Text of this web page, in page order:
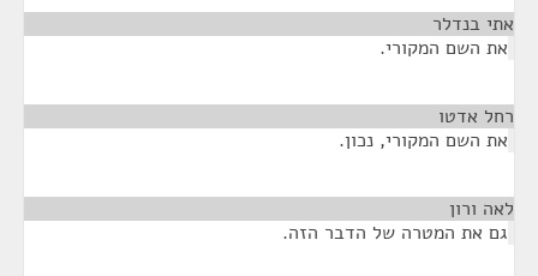
אתי בנדלר
את השם המקורי.
רחל אדטו
את השם המקורי, נכון.
לאה ורון
גם את המטרה של הדבר הזה.